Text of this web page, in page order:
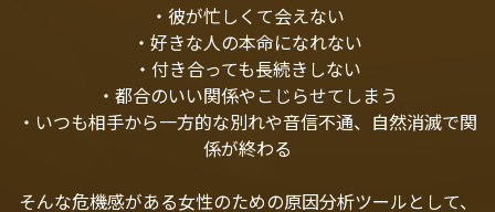
・彼が忙しくて会えない
・好きな人の本命になれない
・付き合っても長続きしない
・都合のいい関係やこじらせてしまう
・いつも相手から一方的な別れや音信不通、自然消滅で関
係が終わる
そんな危機感がある女性のための原因分析ツールとして、